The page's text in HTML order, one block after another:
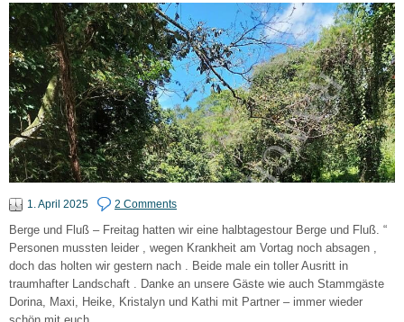
1. April 2025 2 Comments
Berge und Fluß – Freitag hatten wir eine halbtagestour Berge und Fluß. “
Personen mussten leider , wegen Krankheit am Vortag noch absagen ,
doch das holten wir gestern nach . Beide male ein toller Ausritt in
traumhafter Landschaft . Danke an unsere Gäste wie auch Stammgäste
Dorina, Maxi, Heike, Kristalyn und Kathi mit Partner – immer wieder